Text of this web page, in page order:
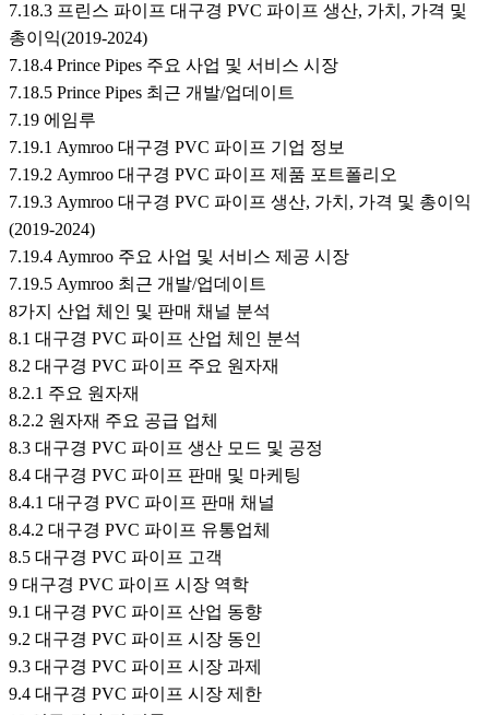
7.18.3 프린스 파이프 대구경 PVC 파이프 생산, 가치, 가격 및
총이익(2019-2024)
7.18.4 Prince Pipes 주요 사업 및 서비스 시장
7.18.5 Prince Pipes 최근 개발/업데이트
7.19 에임루
7.19.1 Aymroo 대구경 PVC 파이프 기업 정보
7.19.2 Aymroo 대구경 PVC 파이프 제품 포트폴리오
7.19.3 Aymroo 대구경 PVC 파이프 생산, 가치, 가격 및 총이익
(2019-2024)
7.19.4 Aymroo 주요 사업 및 서비스 제공 시장
7.19.5 Aymroo 최근 개발/업데이트
8가지 산업 체인 및 판매 채널 분석
8.1 대구경 PVC 파이프 산업 체인 분석
8.2 대구경 PVC 파이프 주요 원자재
8.2.1 주요 원자재
8.2.2 원자재 주요 공급 업체
8.3 대구경 PVC 파이프 생산 모드 및 공정
8.4 대구경 PVC 파이프 판매 및 마케팅
8.4.1 대구경 PVC 파이프 판매 채널
8.4.2 대구경 PVC 파이프 유통업체
8.5 대구경 PVC 파이프 고객
9 대구경 PVC 파이프 시장 역학
9.1 대구경 PVC 파이프 산업 동향
9.2 대구경 PVC 파이프 시장 동인
9.3 대구경 PVC 파이프 시장 과제
9.4 대구경 PVC 파이프 시장 제한